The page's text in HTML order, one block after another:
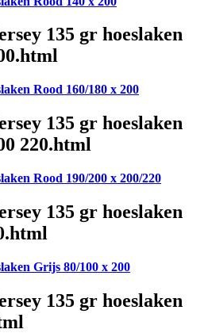
135 gr hoeslaken
Rood 160/180 x 200
135 gr hoeslaken
220.html
Rood 190/200 x 200/220
135 gr hoeslaken
Grijs 80/100 x 200
135 gr hoeslaken